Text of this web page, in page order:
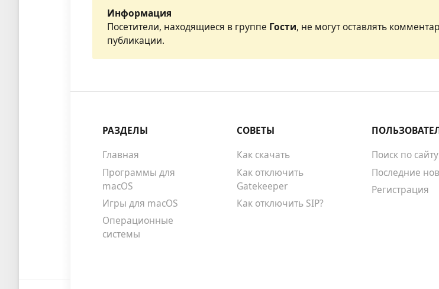
Информация
Посетители, находящиеся в группе Гости, не могут оставлять
публикации.
РАЗДЕЛЫ
Главная
Программы для
macOS
Игры для macOS
Операционные
системы
СОВЕТЫ
Как скачать
Как отключить
Gatekeeper
Как отключить SIP?
Поиск по сайту
Последние
Регистрация